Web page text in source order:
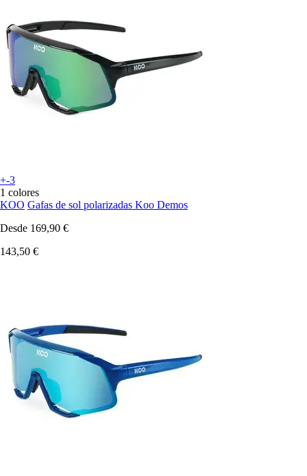
+-3
1 colores
KOO Gafas de sol polarizadas Koo Demos
Desde 169,90 €
143,50 €